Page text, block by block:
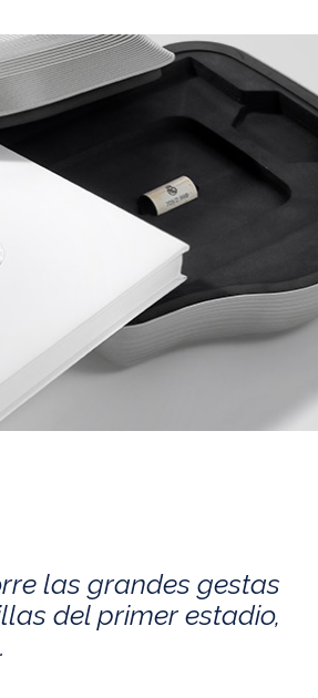
las grandes gestas
del primer estadio,